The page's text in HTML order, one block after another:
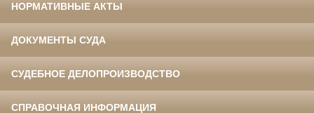
НОРМАТИВНЫЕ АКТЫ
ДОКУМЕНТЫ СУДА
СУДЕБНОЕ ДЕЛОПРОИЗВОДСТВО
СПРАВОЧНАЯ ИНФОРМАЦИЯ